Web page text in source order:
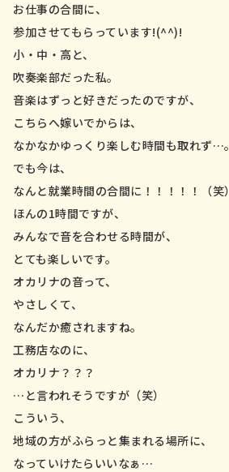
お仕事の合間に、
参加させてもらっています!(^^)!
小・中・高と、
吹奏楽部だった私。
音楽はずっと好きだったのですが、
こちらへ嫁いでからは、
なかなかゆっくり楽しむ時間も取れず…。
でも今は、
なんと就業時間の合間に！！！！！（笑）
ほんの1時間ですが、
みんなで音を合わせる時間が、
とても楽しいです。
オカリナの音って、
やさしくて、
なんだか癒されますね。
工務店なのに、
オカリナ？？？
…と言われそうですが（笑）
こういう、
地域の方がふらっと集まれる場所に、
なっていけたらいいなぁ…